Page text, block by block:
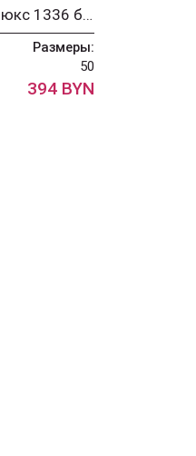
Костюм Карина Делюкс 1336 бордо
Размеры:
50
394 BYN